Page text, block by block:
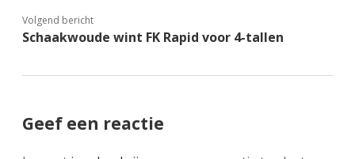
Volgend bericht
Schaakwoude wint FK Rapid voor 4-tallen
Geef een reactie